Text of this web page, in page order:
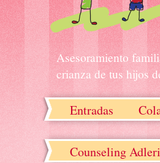
Asesoramiento
crianza de tus hijos
Entradas
Recursos
Counseling